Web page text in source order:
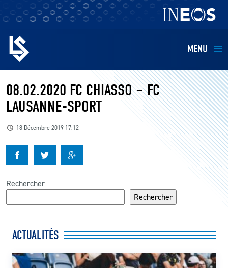
MENU
EQUIPES
BILLETTERIE
KIDS
CLUB
08.02.2020 FC CHIASSO – FC
LAUSANNE-SPORT
18 Décembre 2019 17:12
Rechercher
Rechercher
ACTUALITÉS